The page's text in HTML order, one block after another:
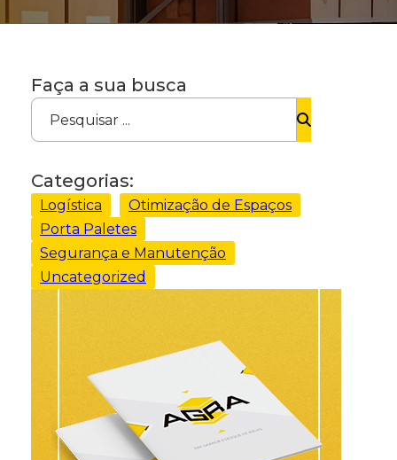
Faça a sua busca
Pesquisar ...
Categorias:
Logística
Otimização de Espaços
Porta Paletes
Segurança e Manutenção
Uncategorized